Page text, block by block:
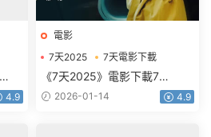
4.9
電影
7天2025
7天電影下載
《7天2025》電影下載7
天.2160p.HD國語中字
2026-01-14 4.9